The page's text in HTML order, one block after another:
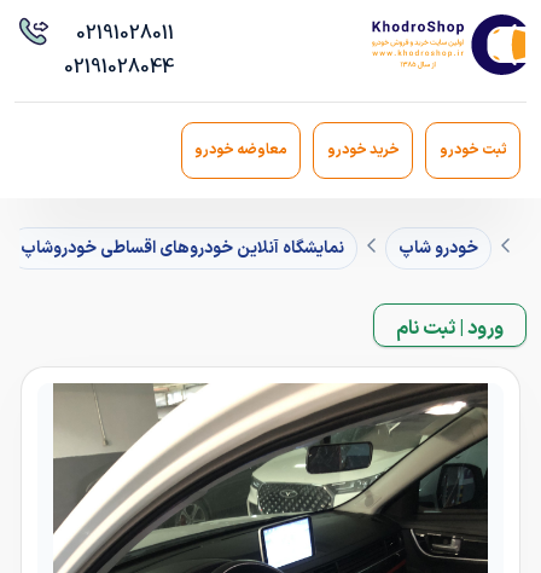
02191028011
02191028044
ثبت خودرو خرید خودرو معاوضه خودرو
خودرو شاپ نمایشگاه آنلاین خودروهای اقساطی خودروشاپ
ورود | ثبت نام